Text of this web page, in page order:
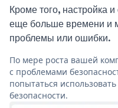
Кроме того, настройка
еще больше времени и
проблемы или ошибки.
По мере роста вашей
с проблемами
попытаться
безопасности.